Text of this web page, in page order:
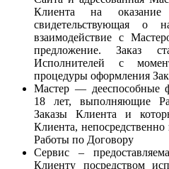
Клиента на оказание
свидетельствующая о
взаимодействие с
предложение. Заказ
Исполнителей с
процедуры оформления
Мастер — дееспособные
18 лет, выполняющие
Заказы Клиента и
Клиента,
Работы по Договору
Сервис –
Клиенту посредством